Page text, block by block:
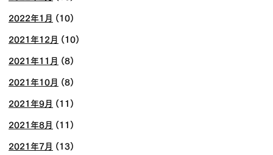
2022年1月 (10)
2021年12月 (10)
2021年11月 (8)
2021年10月 (8)
2021年9月 (11)
2021年8月 (11)
2021年7月 (13)